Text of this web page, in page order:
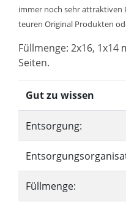
immer noch sehr attraktiven
teuren Original Produkten
Füllmenge: 2x16, 1x14
Seiten.
Gut zu wissen
Entsorgung:
Füllmenge: